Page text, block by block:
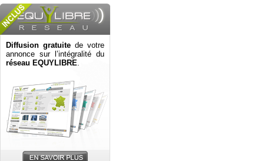
Diffusion gratuite de votre
annonce sur l’intégralité du
réseau EQUYLIBRE.